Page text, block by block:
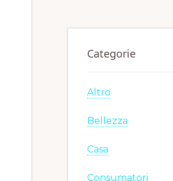
Categorie
Altro
Bellezza
Casa
Consumatori